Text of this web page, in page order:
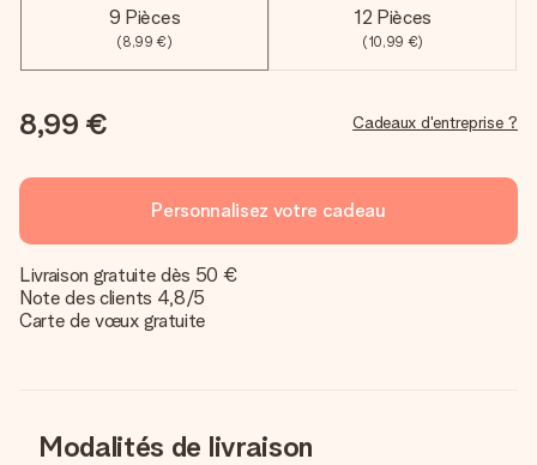
9 Pièces
(8,99 €)
12 Pièces
(10,99 €)
8,99 € Cadeaux d'entreprise ?
Personnalisez votre cadeau
Livraison gratuite dès 50 €
Note des clients 4,8/5
Carte de vœux gratuite
Modalités de livraison